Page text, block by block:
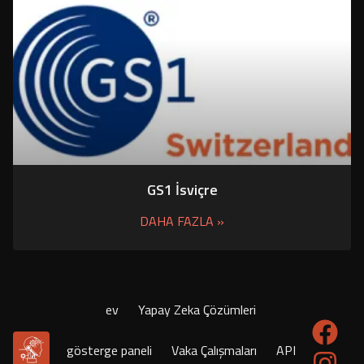
GS1 İsviçre
DAHA FAZLA »
ev Yapay Zeka Çözümleri
gösterge paneli Vaka Çalışmaları API